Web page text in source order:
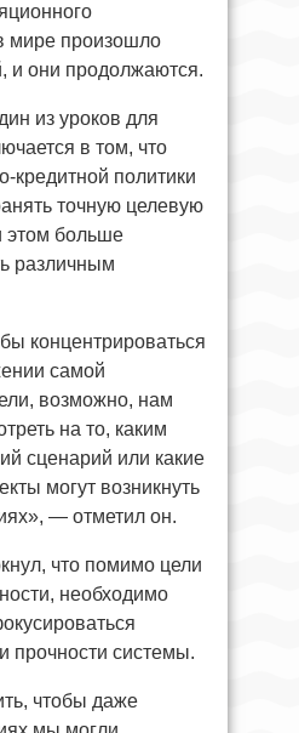
мире произошло
и они продолжаются.
из уроков для
в том, что
кредитной политики
точную целевую
этом больше
различным
концентрироваться
самой
возможно, нам
на то, каким
сценарий или какие
могут возникнуть
— отметил он.
что помимо цели
необходимо
прочности системы.
чтобы даже